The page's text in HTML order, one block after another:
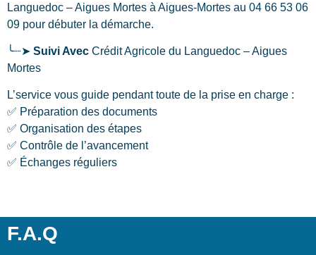
Languedoc – Aigues Mortes à Aigues-Mortes au 04 66 53 06
09 pour débuter la démarche.
╰┈➤ Suivi Avec Crédit Agricole du Languedoc – Aigues
Mortes
L’service vous guide pendant toute de la prise en charge :
✅ Préparation des documents
✅ Organisation des étapes
✅ Contrôle de l’avancement
✅ Échanges réguliers
F.A.Q